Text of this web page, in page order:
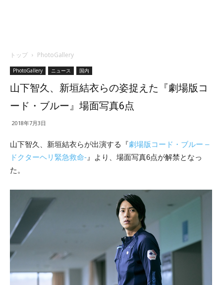
トップ PhotoGallery
PhotoGallery ニュース 国内
山下智久、新垣結衣らの姿捉えた『劇場版コ
ード・ブルー』場面写真6点
2018年7月3日
山下智久、新垣結衣らが出演する『劇場版コード・ブルー –
ドクターヘリ緊急救命- 』より、場面写真6点が解禁となっ
た。